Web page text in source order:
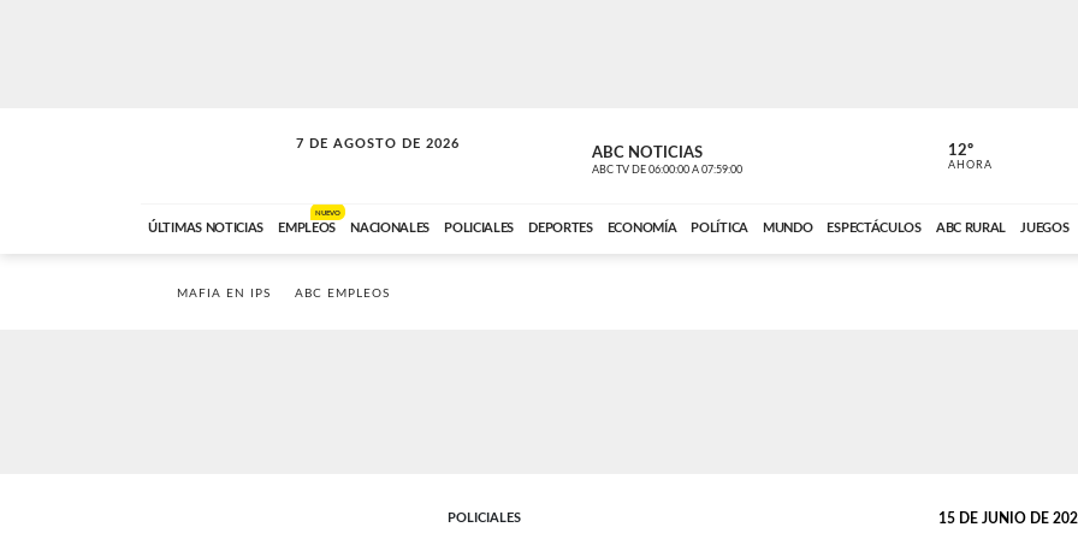
7 DE AGOSTO DE 2026
LA INCONDICIONAL ABC NOTICIAS
ABC TV DE 06:00:00 A 07:59:00 ABC CARDINAL
12º
AHORA
ÚLTIMAS NOTICIAS EMPLEOS
NUEVO
NACIONALES POLICIALES DEPORTES ECONOMÍA POLÍTICA MUNDO ESPECTÁCULOS ABC RURAL JUEGOS
MAFIA EN IPS ABC EMPLEOS
POLICIALES 15 DE JUNIO DE